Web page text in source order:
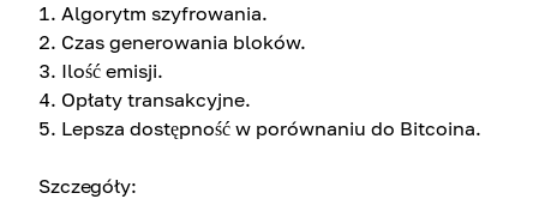
Algorytm szyfrowania.
Czas generowania bloków.
Ilość emisji.
Opłaty transakcyjne.
Lepsza dostępność w porównaniu do Bitcoina.
Szczegóły: